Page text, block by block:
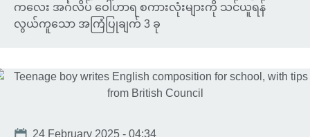
ကလေး အင်္ဂလိပ် ဝေါဟာရ စကားလုံးများကို သင်ယူရန်
လွယ်ကူသော အကြံပြုချက် 3 ခု
Date
24 February 2025 - 04:34